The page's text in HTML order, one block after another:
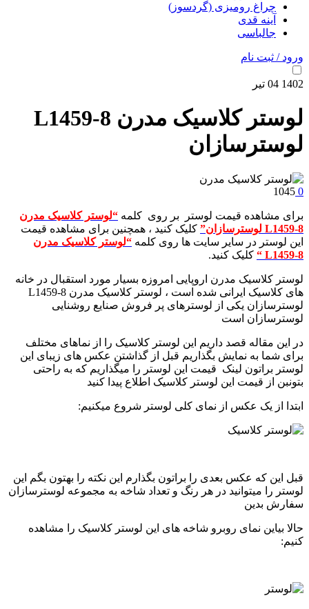
چراغ رومیزی (گردسوز)
آینه قدی
جالباسی
ورود / ثبت نام
1402
04 تیر
لوستر کلاسیک مدرن L1459-8
لوسترسازان
0
1045
برای مشاهده قیمت لوستر بر روی کلمه “لوستر کلاسیک مدرن
L1459-8 لوسترسازان”
کلیک کنید ، همچنین برای مشاهده قیمت
این لوستر در سایر سایت ها روی کلمه “لوستر کلاسیک مدرن
L1459-8
“ کلیک کنید.
لوستر کلاسیک مدرن اروپایی امروزه بسیار مورد استقبال در خانه
های کلاسیک ایرانی شده است ، لوستر کلاسیک مدرن L1459-8
لوسترسازان یکی از لوسترهای پر فروش صنایع روشنایی
لوسترسازان است
در این مقاله قصد داریم این لوستر کلاسیک را از نماهای مختلف
برای شما به نمایش بگذاریم قبل از گذاشتن عکس های زیبای این
لوستر براتون لینک قیمت این لوستر را میگذاریم که به راحتی
بتونبن از قیمت این لوستر کلاسیک اطلاع پیدا کنید
ابتدا از یک عکس از نمای کلی لوستر شروع میکنیم:
قبل این که عکس بعدی را براتون بگذارم این نکته را بهتون بگم این
لوستر را میتوانید در هر رنگ و تعداد شاخه به مجموعه لوسترسازان
سفارش بدین
حالا بیاین نمای روبرو شاخه های این لوستر کلاسیک را مشاهده
کنیم: